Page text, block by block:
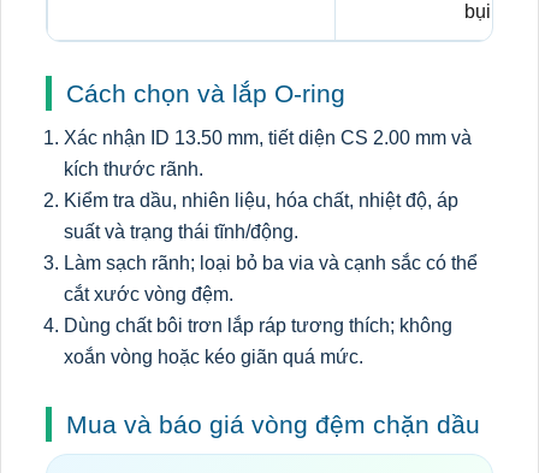
bụi.
Cách chọn và lắp O-ring
Xác nhận ID 13.50 mm, tiết diện CS 2.00 mm và
kích thước rãnh.
Kiểm tra dầu, nhiên liệu, hóa chất, nhiệt độ, áp
suất và trạng thái tĩnh/động.
Làm sạch rãnh; loại bỏ ba via và cạnh sắc có thể
cắt xước vòng đệm.
Dùng chất bôi trơn lắp ráp tương thích; không
xoắn vòng hoặc kéo giãn quá mức.
Mua và báo giá vòng đệm chặn dầu